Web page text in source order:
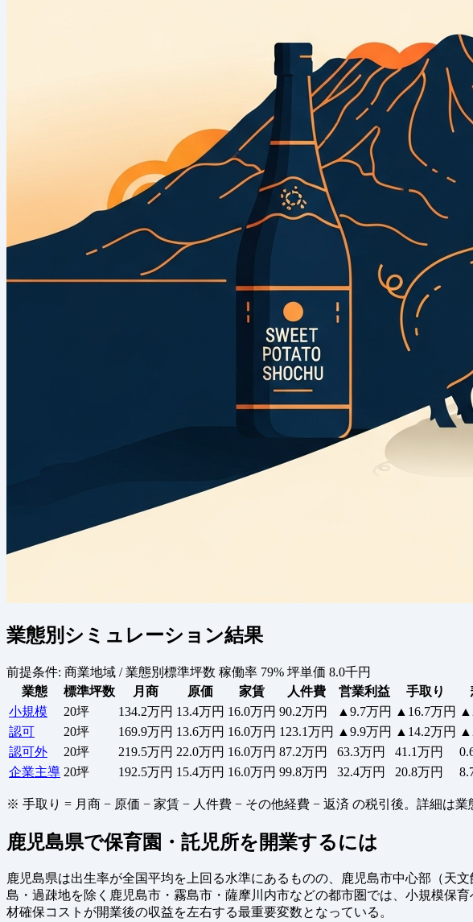
業態別シミュレーション結果
前提条件: 商業地域 / 業態別標準坪数 稼働率 79% 坪単価 8.0千円
業態
標準坪数 月商 原価 家賃 人件費 営業利益 手取り
小規模
20坪 134.2万円 13.4万円 16.0万円 90.2万円 ▲9.7万円 ▲16.7万円
認可
20坪 169.9万円 13.6万円 16.0万円 123.1万円 ▲9.9万円 ▲14.2万円
認可外
20坪 219.5万円 22.0万円 16.0万円 87.2万円 63.3万円 41.1万円
企業主導 20坪 192.5万円 15.4万円 16.0万円 99.8万円 32.4万円 20.8万円
※ 手取り = 月商 − 原価 − 家賃 − 人件費 − その他経費 − 返済 の税引後。詳細は業
鹿児島県で保育園・託児所を開業するには
鹿児島県は出生率が全国平均を上回る水準にあるものの、鹿児島市中心部（天
島・過疎地を除く鹿児島市・霧島市・薩摩川内市などの都市圏では、小規模保
材確保コストが開業後の収益を左右する最重要変数となっている。